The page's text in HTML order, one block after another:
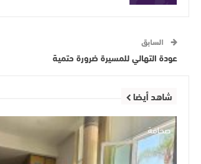
السابق
عودة التهالي للمسيرة ضرورة حتمية
شاهد أيضا
صحافة